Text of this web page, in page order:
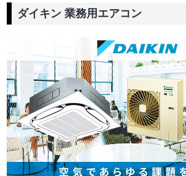
ダイキン 業務用エアコン